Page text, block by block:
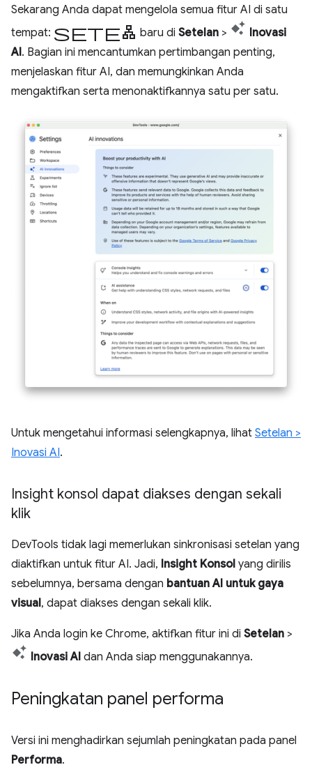
Sekarang Anda dapat mengelola semua fitur AI di satu
tempat: setelan baru di Setelan >
Inovasi
AI. Bagian ini mencantumkan pertimbangan penting,
menjelaskan fitur AI, dan memungkinkan Anda
mengaktifkan serta menonaktifkannya satu per satu.
Untuk mengetahui informasi selengkapnya, lihat Setelan >
Inovasi AI.
Insight konsol dapat diakses dengan sekali
klik
DevTools tidak lagi memerlukan sinkronisasi setelan yang
diaktifkan untuk fitur AI. Jadi, Insight Konsol yang dirilis
sebelumnya, bersama dengan bantuan AI untuk gaya
visual, dapat diakses dengan sekali klik.
Jika Anda login ke Chrome, aktifkan fitur ini di Setelan >
Inovasi AI dan Anda siap menggunakannya.
Peningkatan panel performa
Versi ini menghadirkan sejumlah peningkatan pada panel
Performa.